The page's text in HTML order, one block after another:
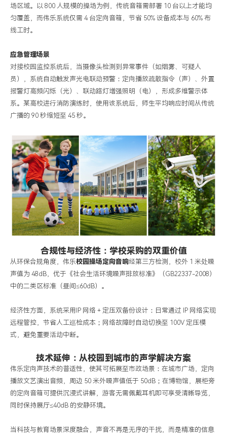
场区域。以 800 人规模的操场为例，传统音箱需部署 10 台以上才能均
匀覆盖，而伟乐系统仅需 4 台定向音箱，节省 50% 设备成本与 60% 布
线工时。
应急管理场景
对接校园监控系统后，当摄像头检测到异常事件（如烟雾、可疑人
员），系统自动触发声光电联动预警：定向播放疏散指令（声）、外置
报警灯高频闪烁（光）、联动路灯增强照明（电），形成多维警示体
系。某高校进行消防演练时，使用该系统后，师生平均响应时间从传统
广播的 90 秒缩短至 45 秒。
合规性与经济性：学校采购的双重价值
从环保合规角度，伟乐校园操场定向音响经第三方检测，校外 1 米处噪
声值为 48dB，优于《社会生活环境噪声排放标准》（ GB22337-2008 ）
中的二类区标准（昼间≤60dB）。
经济性方面，系统采用 IP 网络 + 定压双备份设计：日常通过 IP 网络实现
远程管控，节省人工巡检成本；网络故障时自动切换至 100V 定压模
式，避免重要活动中断。
技术延伸：从校园到城市的声学解决方案
伟乐定向声技术的普适性，使其可拓展至市政场景：在城市广场，定向
播放文艺演出音频，周边 50 米外噪声值低于 50dB ；在博物馆，展柜旁
的定向音箱可提供沉浸式讲解，游客无需佩戴耳机即可享受清晰导览，
同时保持展厅≤40dB 的安静环境。
当科技与教育场景深度融合，声音不再是无序的干扰，而是精准的信息